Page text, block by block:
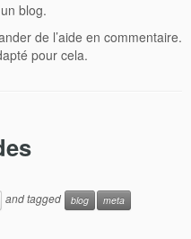
blog.
de l’aide en commentaire.
pour cela.
and tagged blog
meta